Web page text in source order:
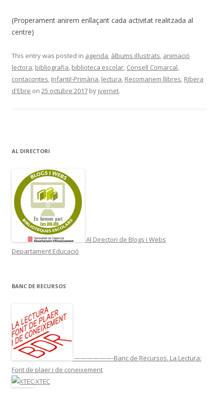
(Properament anirem enllaçant cada activitat realitzada al
centre)
This entry was posted in agenda, àlbums il·lustrats, animació
lectora, bibliografia, biblioteca escolar, Consell Comarcal,
contacontes, Infantil-Primària, lectura, Recomanem llibres, Ribera
d'Ebre on 25 octubre 2017 by jvernet.
AL DIRECTORI
Al Directori de Blogs i Webs
Departament Educació
BANC DE RECURSOS
——————-Banc de Recursos. La Lectura:
Font de plaer i de coneixement
XTEC